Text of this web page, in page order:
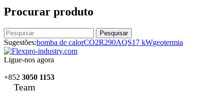
Procurar produto
Pesquisar
Sugestões:bomba de calorCO2R290AQS17 kWgeotermia
Ligue-nos agora
+852 3050 1153
Team